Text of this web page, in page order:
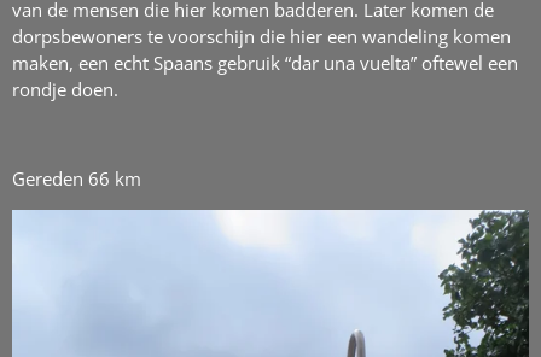
van de mensen die hier komen badderen. Later komen de
dorpsbewoners te voorschijn die hier een wandeling komen
maken, een echt Spaans gebruik “dar una vuelta” oftewel een
rondje doen.
Gereden 66 km